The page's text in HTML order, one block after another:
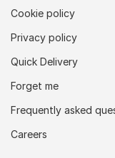
Cookie policy
Privacy policy
Quick Delivery
Forget me
Frequently asked
Careers